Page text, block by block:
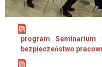
program Seminarium
bezpieczeństwo